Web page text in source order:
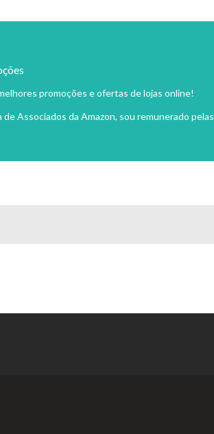
promoções e ofertas de lojas online!
Associados da Amazon, sou remunerado pelas